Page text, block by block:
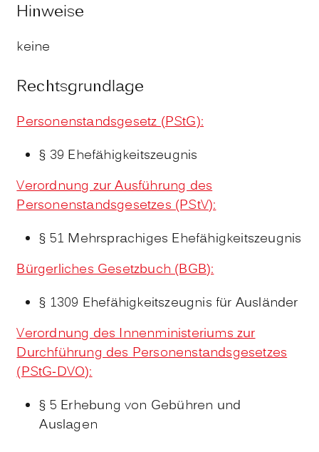
Hinweise
keine
Rechtsgrundlage
Personenstandsgesetz (PStG):
§ 39 Ehefähigkeitszeugnis
Verordnung zur Ausführung des
Personenstandsgesetzes (PStV):
§ 51 Mehrsprachiges Ehefähigkeitszeugnis
Bürgerliches Gesetzbuch (BGB):
§ 1309 Ehefähigkeitszeugnis für Ausländer
Verordnung des Innenministeriums zur
Durchführung des Personenstandsgesetzes
(PStG-DVO):
§ 5 Erhebung von Gebühren und
Auslagen